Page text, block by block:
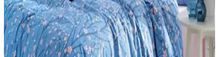
Palmiye Hobi Sanat ve Tabdiko Sayılarla Boyama
Setleri Karşılaştırması ve Özellikleri
İki popüler sayılarla boyama setinin detaylı karşılaştırması, içerikleri
ve kullanıcı yorumlarıyla en iyi seçimi yapmanızı sağlar.